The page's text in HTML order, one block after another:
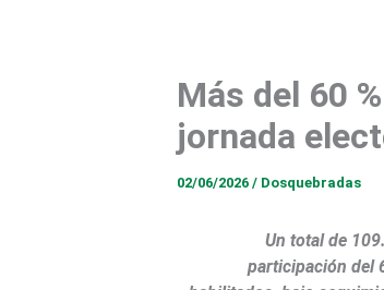
Más del 60
jornada
02/06/2026 / Dosquebradas
Un total de
participación del